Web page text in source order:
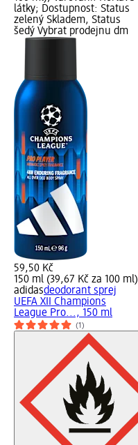
látky; Dostupnost: Status
zelený Skladem, Status
šedý Vybrat prodejnu dm
59,50 Kč
150 ml (39,67 Kč za 100 ml)
adidasdeodorant sprej
UEFA XII Champions
League Pro..., 150 ml
(1)